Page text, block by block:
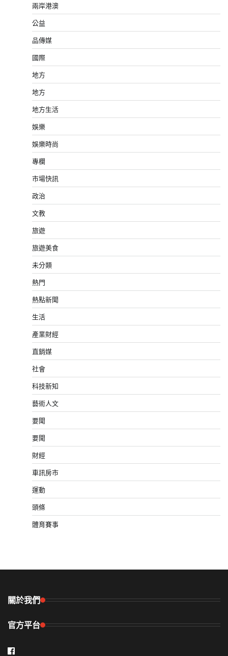
兩岸港澳
公益
品傳媒
國際
地方
地方
地方生活
娛樂
娛樂時尚
專欄
市場快訊
政治
文教
旅遊
旅遊美食
未分類
熱門
熱點新聞
生活
產業財經
直銷媒
社會
科技新知
藝術人文
要聞
要聞
財經
車訊房市
運動
頭條
體育賽事
關於我們
官方平台